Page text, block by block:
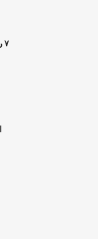
۷ روز ضمانت بازگشت وجه